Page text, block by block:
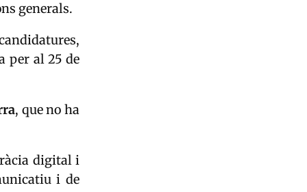
generals.
per al 25 de
, que no ha
digital i
i de